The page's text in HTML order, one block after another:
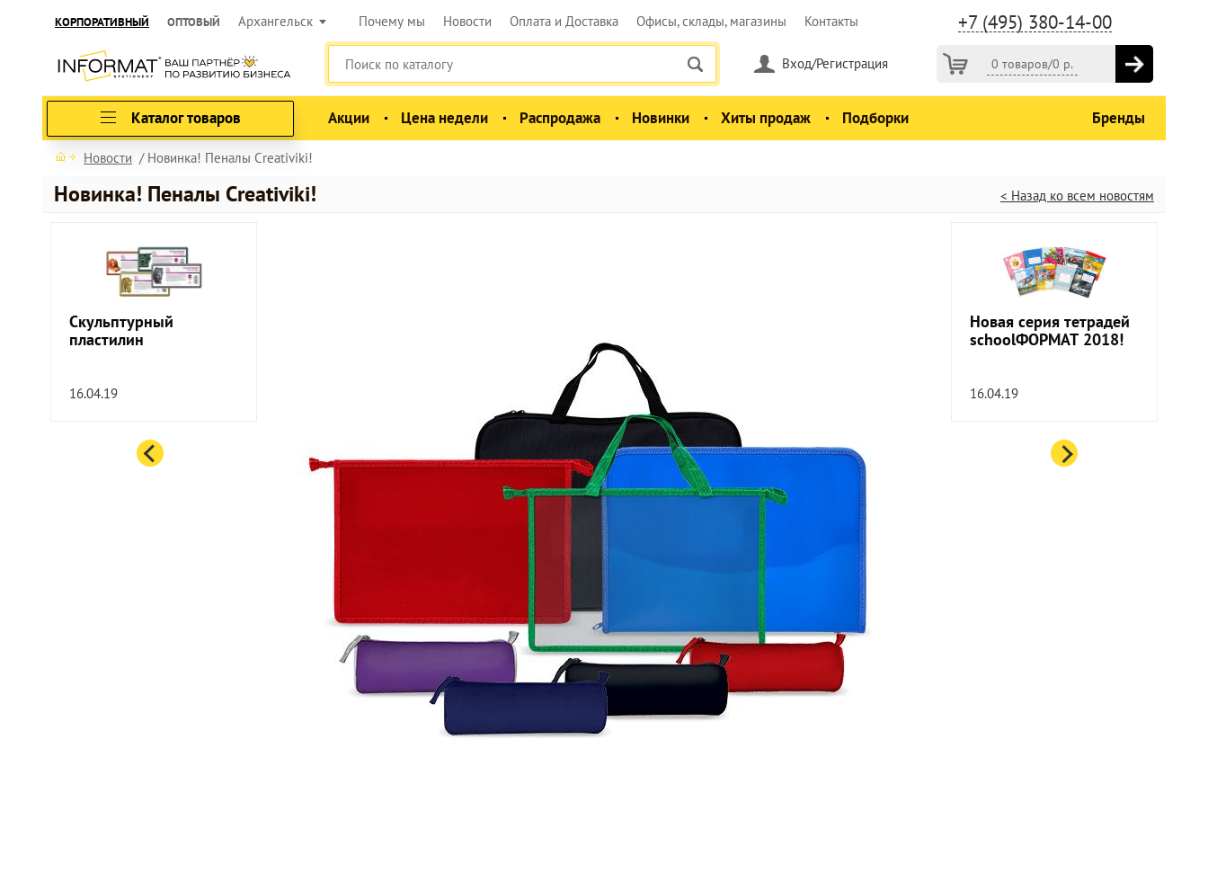
КОРПОРАТИВНЫЙ ОПТОВЫЙ Архангельск +7 (495) 380-14-00
Почему мы Новости Оплата и Доставка Офисы, склады, магазины Контакты
0 товаров/0 р.
Вход/Регистрация
Каталог товаров Акции Цена недели Распродажа Новинки Хиты продаж Подборки Бренды
Новости Новинка! Пеналы Creativiki!
Новинка! Пеналы Creativiki! < Назад ко всем новостям
Скульптурный
пластилин
16.04.19
Новая серия тетрадей
schoolФОРМАТ 2018!
16.04.19